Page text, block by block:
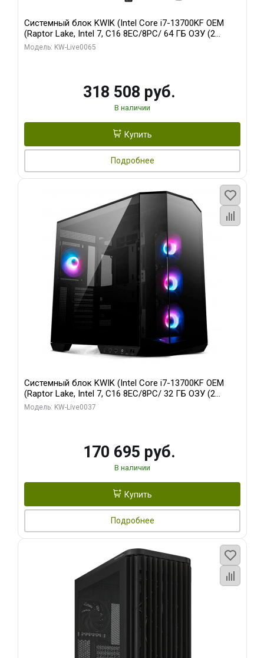
Системный блок KWIK (Intel Core i7-13700KF OEM
(Raptor Lake, Intel 7, C16 8EC/8PC/ 64 ГБ ОЗУ (2
модуля)/ ASUS RTX5080 PROART OC 16GB GDDR7
Модель: KW-Live0065
318 508 руб.
В наличии
Купить
Подробнее
Системный блок KWIK (Intel Core i7-13700KF OEM
(Raptor Lake, Intel 7, C16 8EC/8PC/ 32 ГБ ОЗУ (2
модуля)/ Gigabyte RTX5070 AERO OC 12GB GDDR7
Модель: KW-Live0037
170 695 руб.
В наличии
Купить
Подробнее